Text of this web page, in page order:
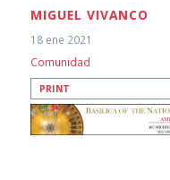
MIGUEL VIVANCO
18 ene 2021
Comunidad
PRINT